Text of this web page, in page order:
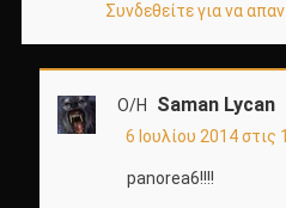
Συνδεθείτε για να
Ο/Η Saman Lycan
6 Ιουλίου 2014 στις
panorea6!!!!